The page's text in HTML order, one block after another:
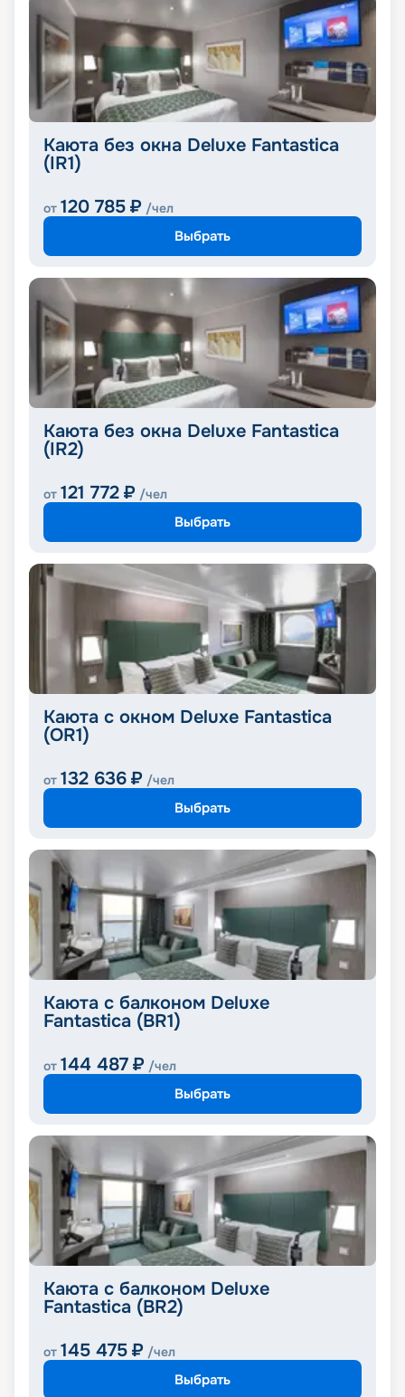
Каюта без окна Deluxe Fantastica
(IR1)
от 120 785 ₽ /чел
Выбрать
Каюта без окна Deluxe Fantastica
(IR2)
от 121 772 ₽ /чел
Выбрать
Каюта с окном Deluxe Fantastica
(OR1)
от 132 636 ₽ /чел
Выбрать
Каюта с балконом Deluxe
Fantastica (BR1)
от 144 487 ₽ /чел
Выбрать
Каюта с балконом Deluxe
Fantastica (BR2)
от 145 475 ₽ /чел
Выбрать